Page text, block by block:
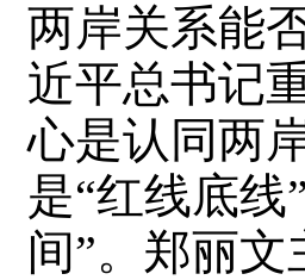
两岸关系能
近平总书记
心是认同两
是“红线底
间”。郑丽